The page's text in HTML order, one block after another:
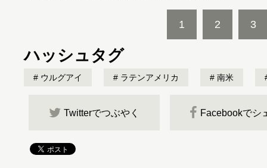
1 2 3
ハッシュタグ
ウルグアイ ラテンアメリカ 南米
Twitterでつぶやく Facebookでシ